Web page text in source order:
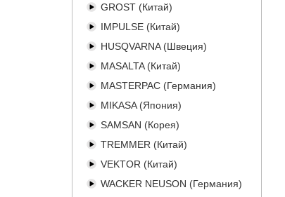
GROST (Китай)
IMPULSE (Китай)
HUSQVARNA (Швеция)
MASALTA (Китай)
MASTERPAC (Германия)
MIKASA (Япония)
SAMSAN (Корея)
TREMMER (Китай)
VEKTOR (Китай)
WACKER NEUSON (Германия)